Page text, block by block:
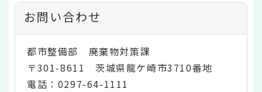
お問い合わせ
都市整備部 廃棄物対策課
〒301-8611 茨城県龍ケ崎市3710番地
電話：0297-64-1111